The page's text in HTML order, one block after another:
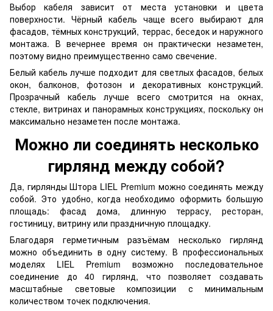
Выбор кабеля зависит от места установки и цвета
поверхности. Чёрный кабель чаще всего выбирают для
фасадов, тёмных конструкций, террас, беседок и наружного
монтажа. В вечернее время он практически незаметен,
поэтому видно преимущественно само свечение.
Белый кабель лучше подходит для светлых фасадов, белых
окон, балконов, фотозон и декоративных конструкций.
Прозрачный кабель лучше всего смотрится на окнах,
стекле, витринах и панорамных конструкциях, поскольку он
максимально незаметен после монтажа.
Можно ли соединять несколько
гирлянд между собой?
Да, гирлянды Штора LIEL Premium можно соединять между
собой. Это удобно, когда необходимо оформить большую
площадь: фасад дома, длинную террасу, ресторан,
гостиницу, витрину или праздничную площадку.
Благодаря герметичным разъёмам несколько гирлянд
можно объединить в одну систему. В профессиональных
моделях LIEL Premium возможно последовательное
соединение до 40 гирлянд, что позволяет создавать
масштабные световые композиции с минимальным
количеством точек подключения.